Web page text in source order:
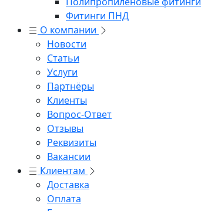
Фитинги ПНД
О компании
Новости
Статьи
Услуги
Партнёры
Клиенты
Вопрос-Ответ
Отзывы
Реквизиты
Вакансии
Клиентам
Доставка
Оплата